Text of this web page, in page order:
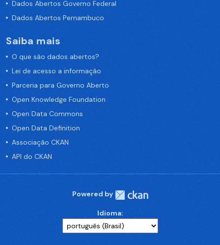
Dados Abertos Governo Federal
Dados Abertos Pernambuco
Saiba mais
O que são dados abertos?
Lei de acesso a informação
Parceria para Governo Aberto
Open Knowledge Foundation
Open Data Commons
Open Data Definition
Associação CKAN
API do CKAN
Powered by
Idioma